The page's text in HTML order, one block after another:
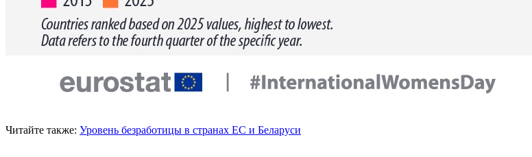
Читайте также: Уровень безработицы в странах ЕС и Беларуси